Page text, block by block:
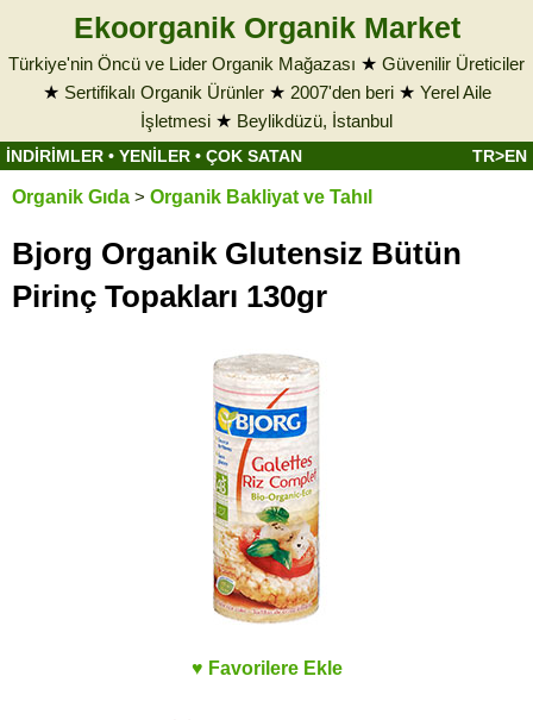
Ekoorganik Organik Market
Türkiye'nin Öncü ve Lider Organik Mağazası ★ Güvenilir Üreticiler
★ Sertifikalı Organik Ürünler★ 2007'den beri★ Yerel Aile
İşletmesi ★ Beylikdüzü, İstanbul
İNDİRİMLER • YENİLER • ÇOK SATAN TR>EN
Organik Gıda > Organik Bakliyat ve Tahıl
Bjorg Organik Glutensiz Bütün
Pirinç Topakları 130gr
♥ Favorilere Ekle